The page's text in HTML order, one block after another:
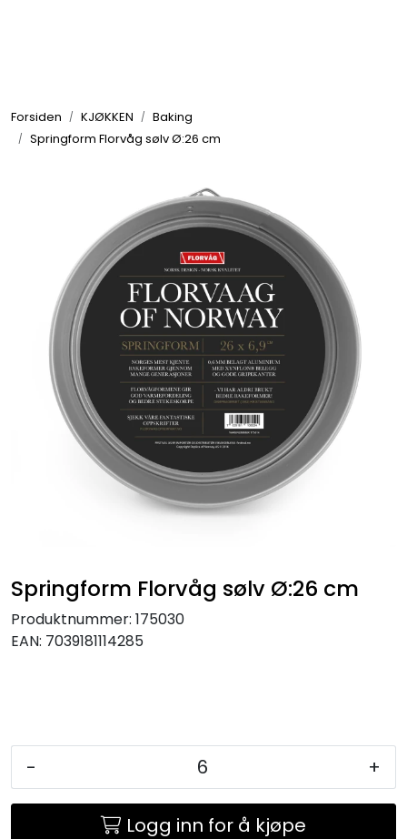
Forsiden KJØKKEN
Baking
Springform Florvåg sølv Ø:26 cm
Springform Florvåg sølv Ø:26 cm
Produktnummer: 175030
EAN: 7039181114285
- +
Logg inn for å kjøpe
UTEMILJØ
INTERIØR
TEKSTIL
KJØKKEN
ACCESSORIES
JUL